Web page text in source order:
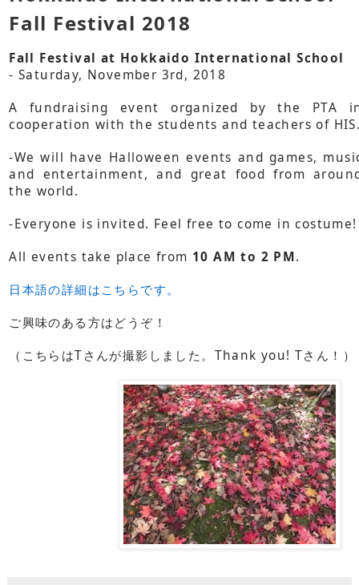
Fall Festival 2018
Fall Festival at Hokkaido International School
- Saturday, November 3rd, 2018
A fundraising event organized by the PTA
cooperation with the students and teachers of
-We will have Halloween events and games,
and entertainment, and great food from
the world.
-Everyone is invited. Feel free to come in costume!
All events take place from 10 AM to 2 PM.
日本語の詳細はこちらです。
ご興味のある方はどうぞ！
（こちらはTさんが撮影しました。Thank you! Tさん！）